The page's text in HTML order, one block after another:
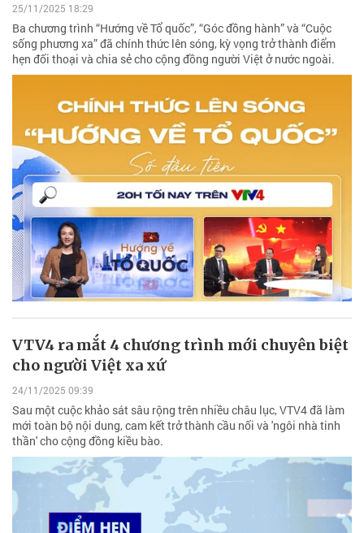
25/11/2025 18:29
Ba chương trình “Hướng về Tổ quốc”, “Góc đồng hành” và “Cuộc
sống phương xa” đã chính thức lên sóng, kỳ vọng trở thành điểm
hẹn đối thoại và chia sẻ cho cộng đồng người Việt ở nước ngoài.
VTV4 ra mắt 4 chương trình mới chuyên biệt
cho người Việt xa xứ
24/11/2025 09:39
Sau một cuộc khảo sát sâu rộng trên nhiều châu lục, VTV4 đã làm
mới toàn bộ nội dung, cam kết trở thành cầu nối và 'ngôi nhà tinh
thần' cho cộng đồng kiều bào.